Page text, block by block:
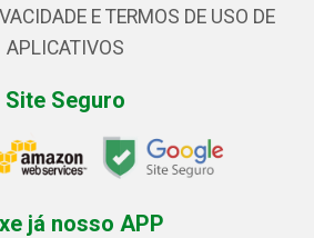
E TERMOS DE USO DE
APLICATIVOS
Site Seguro
já nosso APP